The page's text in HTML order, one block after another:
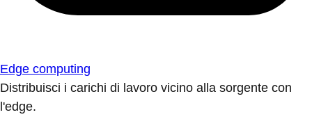
Edge computing
Distribuisci i carichi di lavoro vicino alla sorgente con
l'edge.